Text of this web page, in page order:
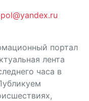
портал
лента
часа в